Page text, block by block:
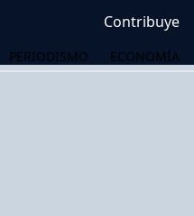
Contribuye
PERIODISMO ECONOMÍA